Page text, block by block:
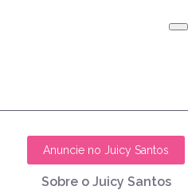
Anuncie no Juicy Santos
Sobre o Juicy Santos